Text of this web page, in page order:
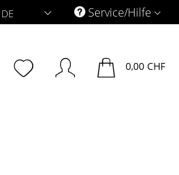
DE Service/Hilfe
0,00 CHF